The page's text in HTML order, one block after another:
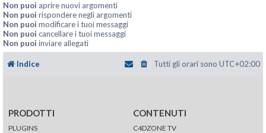
Non puoi aprire nuovi argomenti
Non puoi rispondere negli argomenti
Non puoi modificare i tuoi messaggi
Non puoi cancellare i tuoi messaggi
Non puoi inviare allegati
Indice Tutti gli orari sono UTC+02:00
PRODOTTI
PLUGINS
CONTENUTI
C4DZONE TV